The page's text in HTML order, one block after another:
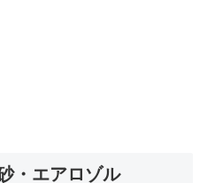
・エアロゾル